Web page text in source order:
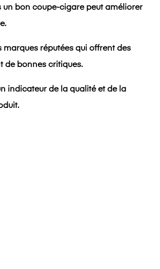
un bon coupe-cigare peut améliorer
marques réputées qui offrent des
de bonnes critiques.
indicateur de la qualité et de la